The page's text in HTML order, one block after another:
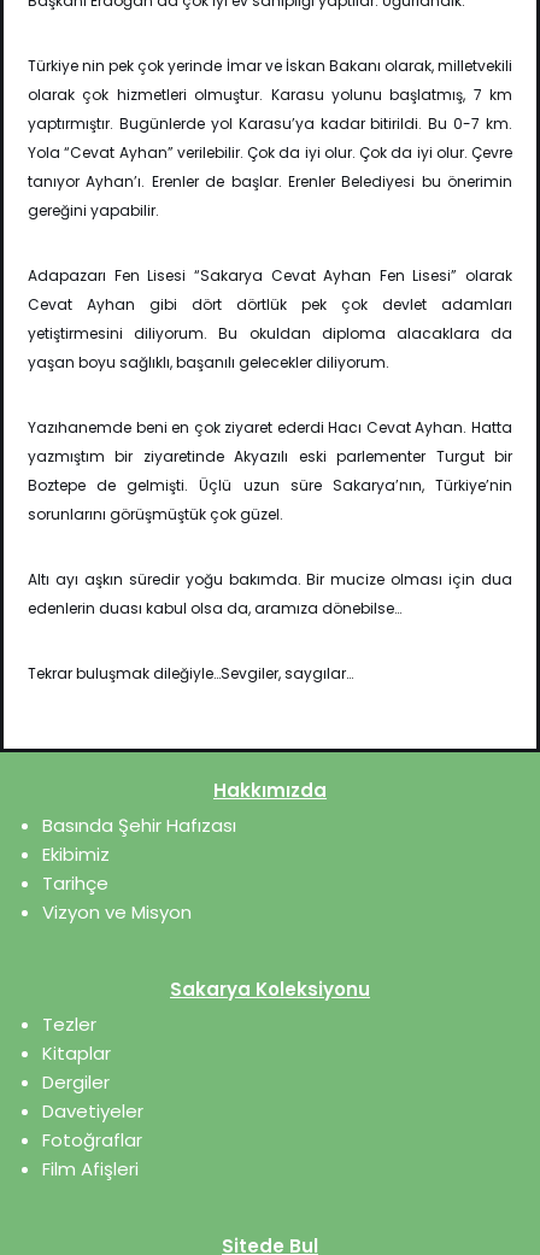
Türkiye nin pek çok yerinde İmar ve İskan Bakanı olarak, milletvekili
olarak çok hizmetleri olmuştur. Karasu yolunu başlatmış, 7 km
yaptırmıştır. Bugünlerde yol Karasu’ya kadar bitirildi. Bu 0-7 km.
Yola “Cevat Ayhan” verilebilir. Çok da iyi olur. Çok da iyi olur. Çevre
tanıyor Ayhan’ı. Erenler de başlar. Erenler Belediyesi bu önerimin
gereğini yapabilir.
Adapazarı Fen Lisesi “Sakarya Cevat Ayhan Fen Lisesi” olarak
Cevat Ayhan gibi dört dörtlük pek çok devlet adamları
yetiştirmesini diliyorum. Bu okuldan diploma alacaklara da
yaşan boyu sağlıklı, başanılı gelecekler diliyorum.
Yazıhanemde beni en çok ziyaret ederdi Hacı Cevat Ayhan. Hatta
yazmıştım bir ziyaretinde Akyazılı eski parlementer Turgut bir
Boztepe de gelmişti. Üçlü uzun süre Sakarya’nın, Türkiye’nin
sorunlarını görüşmüştük çok güzel.
Altı ayı aşkın süredir yoğu bakımda. Bir mucize olması için dua
edenlerin duası kabul olsa da, aramıza dönebilse…
Tekrar buluşmak dileğiyle…Sevgiler, saygılar…
Hakkımızda
Basında Şehir Hafızası
Ekibimiz
Tarihçe
Vizyon ve Misyon
Sakarya Koleksiyonu
Tezler
Kitaplar
Dergiler
Davetiyeler
Fotoğraflar
Film Afişleri
Sitede Bul